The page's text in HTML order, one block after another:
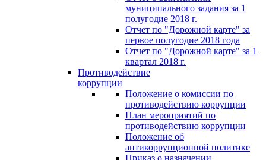
муниципального задания за 1
полугодие 2018 г.
Отчет по "Дорожной карте" за
первое полугодие 2018 года
Отчет по "Дорожной карте" за 1
квартал 2018 г.
Противодействие
коррупции
Положение о комиссии по
противодействию коррупции
План мероприятий по
противодействию коррупции
Положение об
антикоррупционной политике
Приказ о назначении